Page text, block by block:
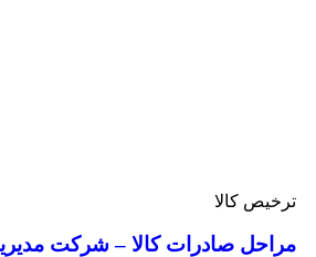
ترخیص کالا
مراحل صادرات کالا – شرکت